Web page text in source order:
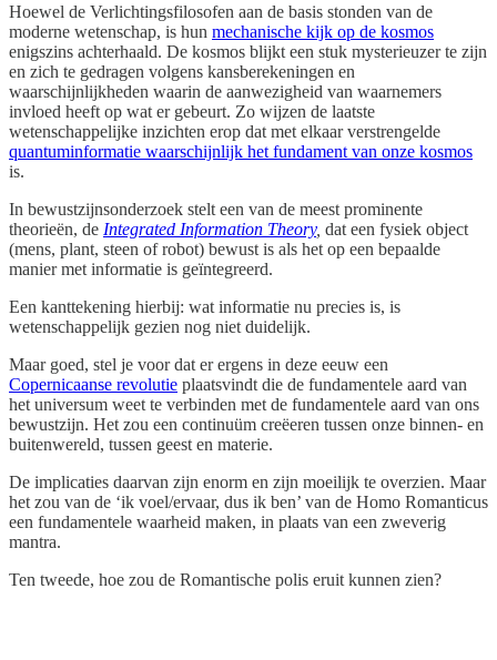
Hoewel de Verlichtingsfilosofen aan de basis stonden van de
moderne wetenschap, is hun mechanische kijk op de kosmos
enigszins achterhaald. De kosmos blijkt een stuk mysterieuzer te zijn
en zich te gedragen volgens kansberekeningen en
waarschijnlijkheden waarin de aanwezigheid van waarnemers
invloed heeft op wat er gebeurt. Zo wijzen de laatste
wetenschappelijke inzichten erop dat met elkaar verstrengelde
quantuminformatie waarschijnlijk het fundament van onze kosmos
is.
In bewustzijnsonderzoek stelt een van de meest prominente
theorieën, de Integrated Information Theory, dat een fysiek object
(mens, plant, steen of robot) bewust is als het op een bepaalde
manier met informatie is geïntegreerd.
Een kanttekening hierbij: wat informatie nu precies is, is
wetenschappelijk gezien nog niet duidelijk.
Maar goed, stel je voor dat er ergens in deze eeuw een
Copernicaanse revolutie plaatsvindt die de fundamentele aard van
het universum weet te verbinden met de fundamentele aard van ons
bewustzijn. Het zou een continuüm creëeren tussen onze binnen- en
buitenwereld, tussen geest en materie.
De implicaties daarvan zijn enorm en zijn moeilijk te overzien. Maar
het zou van de ‘ik voel/ervaar, dus ik ben’ van de Homo Romanticus
een fundamentele waarheid maken, in plaats van een zweverig
mantra.
Ten tweede, hoe zou de Romantische polis eruit kunnen zien?